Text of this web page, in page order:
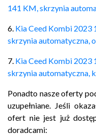
141 KM, skrzynia
6. Kia Ceed Kombi 2023
skrzynia automatyczna,
7. Kia Ceed Kombi 2023
skrzynia automatyczna,
Ponadto nasze oferty
uzupełniane. Jeśli
ofert nie jest już
doradcami: